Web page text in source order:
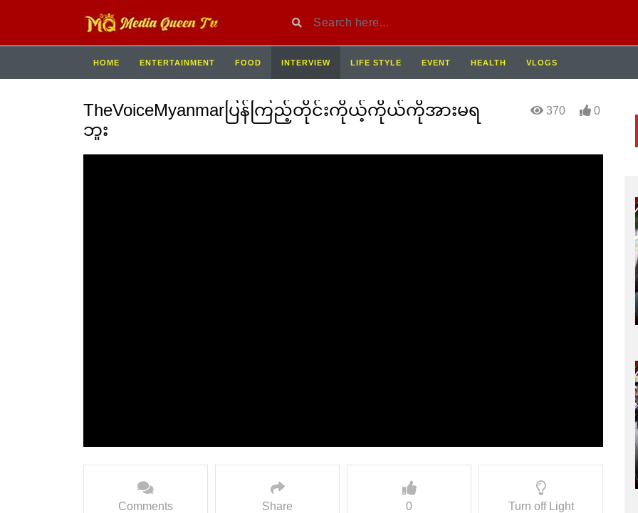
HOME ENTERTAINMENT FOOD INTERVIEW LIFE STYLE EVENT HEALTH VLOGS
TheVoiceMyanmarပြန်ကြည့်တိုင်းကိုယ့်ကိုယ်ကိုအားမရ
ဘူး
370 0
Comments Share 0 Turn off Light